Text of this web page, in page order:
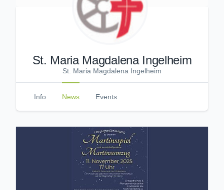
St. Maria Magdalena Ingelheim
St. Maria Magdalena Ingelheim
Info News Events